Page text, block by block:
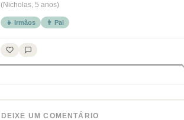
(Nicholas, 5 anos)
👧 Irmãos 👨 Pai
DEIXE UM COMENTÁRIO